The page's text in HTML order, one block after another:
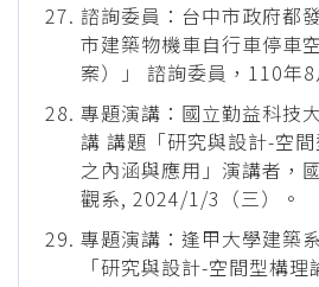
諮詢委員：台中市政府都
市建築物機車自行車停車
案）」 諮詢委員，110年
專題演講：國立勤益科技
講 講題「研究與設計-空
之內涵與應用」演講者，
觀系, 2024/1/3（三）。
專題演講：逢甲大學建築
「研究與設計-空間型構